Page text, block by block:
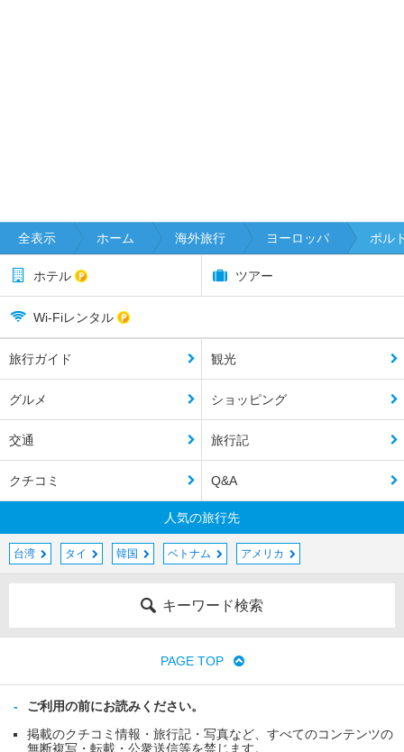
全表示 ホーム 海外旅行 ヨーロッパ ポル
ホテル ツアー
Wi-Fiレンタル
旅行ガイド 観光
グルメ ショッピング
交通 旅行記
クチコミ Q&A
人気の旅行先
台湾 タイ 韓国 ベトナム アメリカ
キーワード検索
PAGE TOP
ご利用の前にお読みください。
掲載のクチコミ情報・旅行記・写真など、すべてのコンテンツの
無断複写・転載・公衆送信等を禁じます。